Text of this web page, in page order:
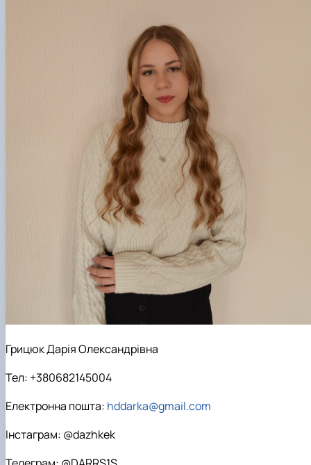
Грицюк Дарія Олександрівна
Тел: +380682145004
Електронна пошта: hddarka@gmail.com
Інстаграм: @dazhkek